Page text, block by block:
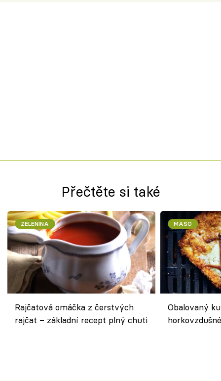
Přečtěte si také
ZELENINA
Rajčatová omáčka z čerstvých
rajčat – základní recept plný chuti
MASO
Obalovaný